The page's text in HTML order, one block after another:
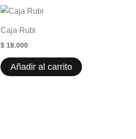
Caja Rubi
$ 18.000
Añadir al carrito